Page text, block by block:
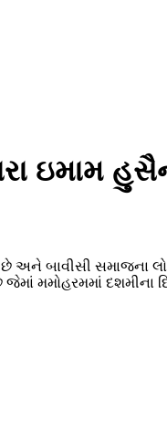
ઇમામ
બાવીસી સમાજના લોકો
મમોહરમમાં દશમીના